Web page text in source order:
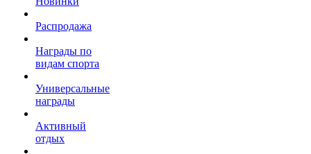
Распродажа
Награды по
видам спорта
Универсальные
награды
Активный
отдых